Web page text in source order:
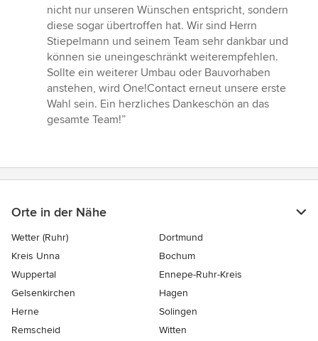
nicht nur unseren Wünschen entspricht, sondern
diese sogar übertroffen hat. Wir sind Herrn
Stiepelmann und seinem Team sehr dankbar und
können sie uneingeschränkt weiterempfehlen.
Sollte ein weiterer Umbau oder Bauvorhaben
anstehen, wird One!Contact erneut unsere erste
Wahl sein. Ein herzliches Dankeschön an das
gesamte Team!”
Orte in der Nähe
Wetter (Ruhr)
Dortmund
Kreis Unna
Bochum
Wuppertal
Ennepe-Ruhr-Kreis
Gelsenkirchen
Hagen
Herne
Solingen
Remscheid
Witten